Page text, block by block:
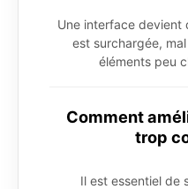
Une interface devient
est surchargée,
éléments peu
Comment
trop
Il est essentiel de